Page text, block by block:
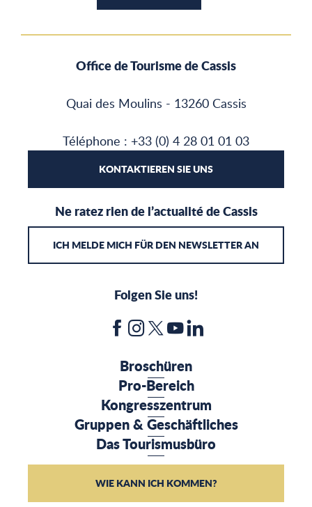
Office de Tourisme de Cassis
Quai des Moulins - 13260 Cassis
Téléphone : +33 (0) 4 28 01 01 03
KONTAKTIEREN SIE UNS
Ne ratez rien de l’actualité de Cassis
ICH MELDE MICH FÜR DEN NEWSLETTER AN
Folgen Sie uns!
Broschüren
Pro-Bereich
Kongresszentrum
Gruppen & Geschäftliches
Das Tourismusbüro
WIE KANN ICH KOMMEN?